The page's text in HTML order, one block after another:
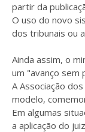
partir da
O uso do novo
dos tribunais ou
Ainda assim, o
um "avanço sem
A Associação
modelo,
Em algumas
a aplicação do